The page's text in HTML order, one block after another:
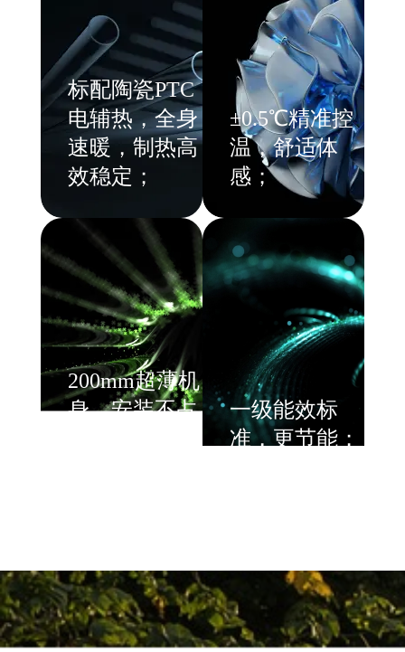
标配陶瓷PTC
电辅热，全身
速暖，制热高
效稳定；
±0.5℃精准控
温，舒适体
感；
200mm超薄机
身，安装不占
一级能效标
准，更节能；